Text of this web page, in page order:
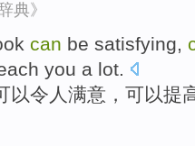
典》
can be satisfying,
you a lot.
以令人满意 ，可以提